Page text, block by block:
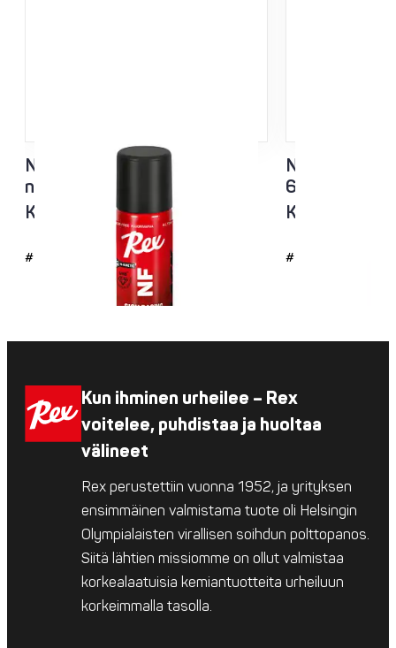
NF Sisu Hard Black
nesteluisto 60ml
Kaikki lämpötila-alueet
#4726
NF Sisu
60ml
Kaikki
#4725
Kun ihminen urheilee – Rex
voitelee, puhdistaa ja huoltaa
välineet
Rex perustettiin vuonna 1952, ja yrityksen
ensimmäinen valmistama tuote oli Helsingin
Olympialaisten virallisen soihdun polttopanos.
Siitä lähtien missiomme on ollut valmistaa
korkealaatuisia kemiantuotteita urheiluun
korkeimmalla tasolla.